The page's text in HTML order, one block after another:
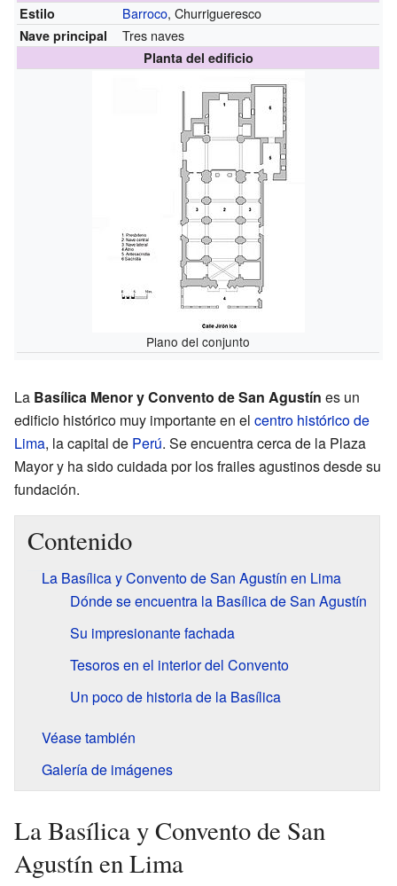
Estilo
Barroco, Churrigueresco
Nave principal Tres naves
Planta del edificio
Plano del conjunto
La Basílica Menor y Convento de San Agustín es un
edificio histórico muy importante en el centro histórico de
Lima, la capital de Perú. Se encuentra cerca de la Plaza
Mayor y ha sido cuidada por los frailes agustinos desde su
fundación.
Contenido
La Basílica y Convento de San Agustín en Lima
Dónde se encuentra la Basílica de San Agustín
Su impresionante fachada
Tesoros en el interior del Convento
Un poco de historia de la Basílica
Véase también
Galería de imágenes
La Basílica y Convento de San
Agustín en Lima